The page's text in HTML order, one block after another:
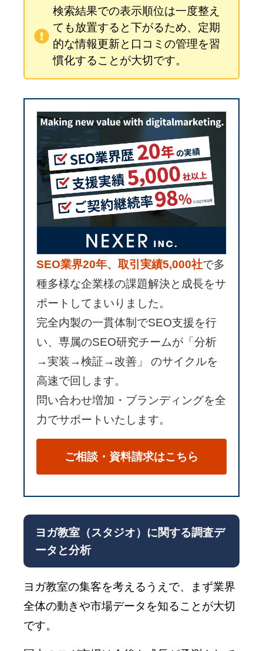
検索結果での表示順位は一度整え
ても放置すると下がるため、定期
的な情報更新と口コミの管理を習
慣化することが大切です。
SEO業界20年、取引実績5,000社で多
種多様な企業様の課題解決と成長をサ
ポートしてまいりました。
完全内製の一貫体制でSEO支援を行
い、専属のSEO研究チームが「分析
→実装→検証→改善」 のサイクルを
高速で回します。
問い合わせ増加・ブランディングを全
力でサポートいたします。
ご相談・資料請求はこちら
ヨガ教室（スタジオ）に関する調査デ
ータと分析
ヨガ教室の集客を考えるうえで、まず業界
全体の動きや市場データを知ることが大切
です。